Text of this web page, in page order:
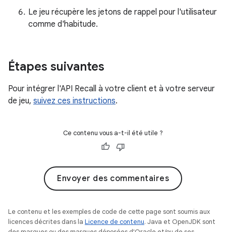
Le jeu récupère les jetons de rappel pour l'utilisateur
comme d'habitude.
Étapes suivantes
Pour intégrer l'API Recall à votre client et à votre serveur
de jeu, suivez ces instructions.
Ce contenu vous a-t-il été utile ?
Envoyer des commentaires
Le contenu et les exemples de code de cette page sont soumis aux
licences décrites dans la Licence de contenu. Java et OpenJDK sont